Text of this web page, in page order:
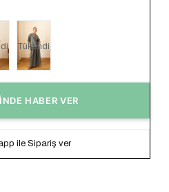
Tükendi
HABER VER
ile Sipariş ver